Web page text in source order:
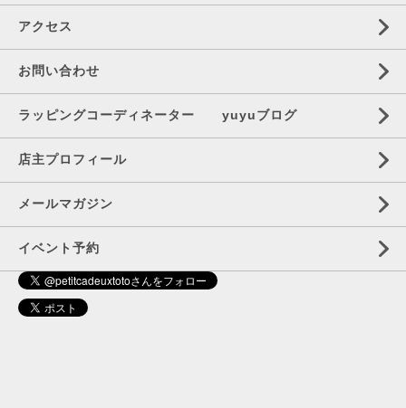
アクセス
お問い合わせ
ラッピングコーディネーター yuyuブログ
店主プロフィール
メールマガジン
イベント予約